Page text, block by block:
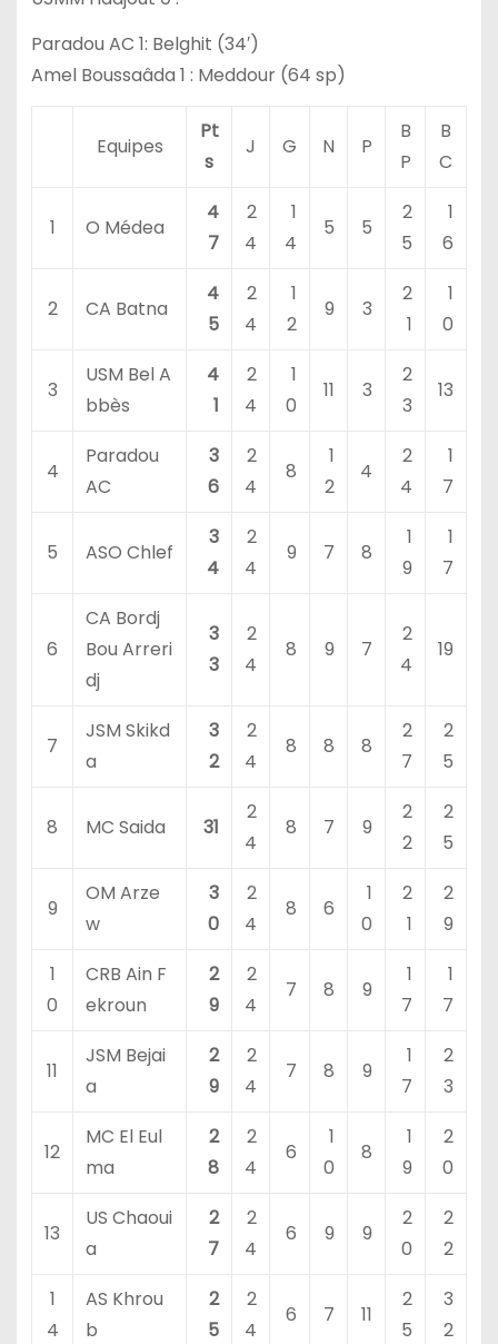
Paradou AC 1: Belghit (34′)
Amel Boussaâda 1 : Meddour (64 sp)
Equipes
Pt
s
J G N P
B
P
B
C
1 O Médea
4
7
2
4
1
4
5 5
2
5
1
6
2 CA Batna
4
5
2
4
1
2
9 3
2
1
1
0
3
USM Bel A
bbès
4
1
2
4
1
0
11 3
2
3
13
4
Paradou
AC
3
6
2
4
8
1
2
4
2
4
1
7
5 ASO Chlef
3
4
2
4
9 7 8
1
9
1
7
6
CA Bordj
Bou Arreri
dj
3
3
2
4
8 9 7
2
4
19
7
JSM Skikd
a
3
2
2
4
8 8 8
2
7
2
5
8 MC Saida 31
2
4
8 7 9
2
2
2
5
9
OM Arze
w
3
0
2
4
8 6
1
0
2
1
2
9
1
0
CRB Ain F
ekroun
2
9
2
4
7 8 9
1
7
1
7
11
JSM Bejai
a
2
9
2
4
7 8 9
1
7
2
3
12
MC El Eul
ma
2
8
2
4
6
1
0
8
1
9
2
0
13
US Chaoui
a
2
7
2
4
6 9 9
2
0
2
2
1
4
AS Khrou
b
2
5
2
4
6 7 11
2
5
3
2